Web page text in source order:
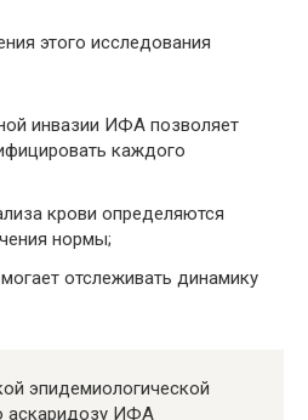
этого исследования
инвазии ИФА позволяет
каждого
крови определяются
нормы;
отслеживать динамику
эпидемиологической
аскаридозу ИФА